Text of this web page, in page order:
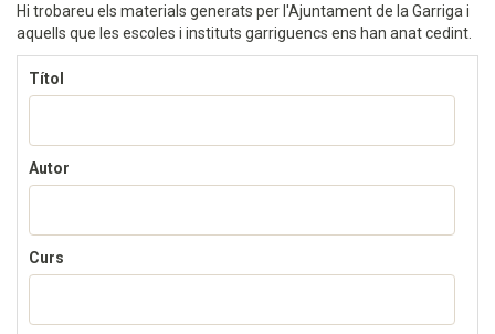
Hi trobareu els materials generats per l'Ajuntament de la Garriga i
aquells que les escoles i instituts garriguencs ens han anat cedint.
Títol
Autor
Curs